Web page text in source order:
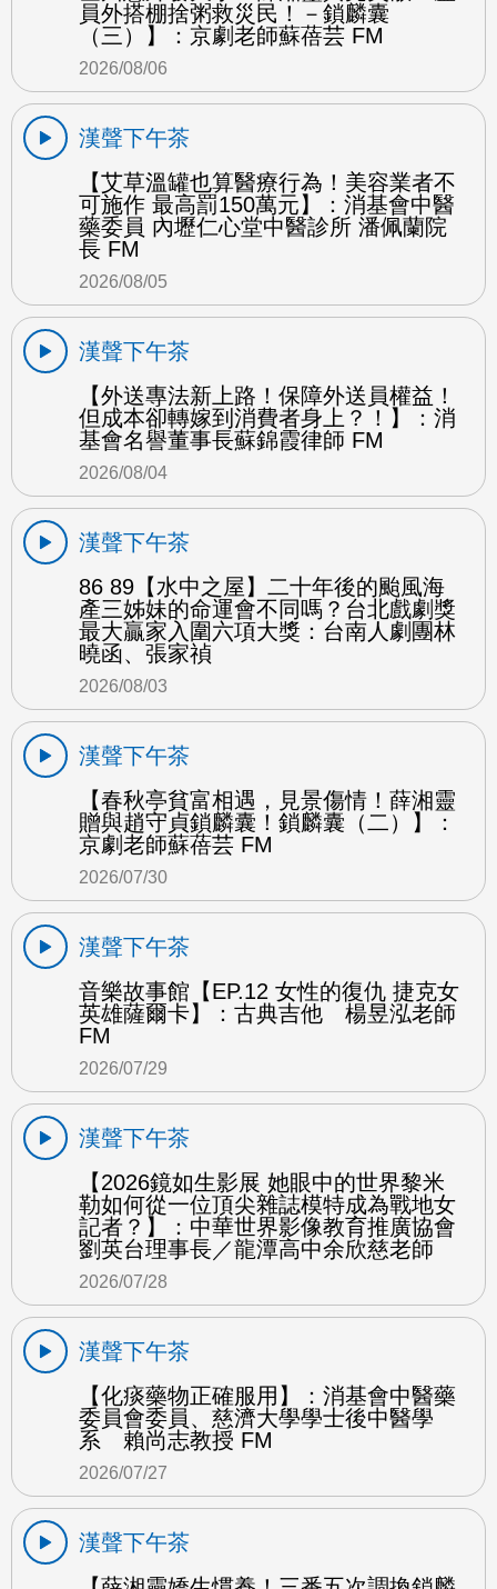
員外搭棚捨粥救災民！－鎖麟囊
（三）】：京劇老師蘇蓓芸 FM
2026/08/06
漢聲下午茶
【艾草溫罐也算醫療行為！美容業者不
可施作 最高罰150萬元】：消基會中醫
藥委員 內壢仁心堂中醫診所 潘佩蘭院
長 FM
2026/08/05
漢聲下午茶
【外送專法新上路！保障外送員權益！
但成本卻轉嫁到消費者身上？！】：消
基會名譽董事長蘇錦霞律師 FM
2026/08/04
漢聲下午茶
86 89【水中之屋】二十年後的颱風海
產三姊妹的命運會不同嗎？台北戲劇獎
最大贏家入圍六項大獎：台南人劇團林
曉函、張家禎
2026/08/03
漢聲下午茶
【春秋亭貧富相遇，見景傷情！薛湘靈
贈與趙守貞鎖麟囊！鎖麟囊（二）】：
京劇老師蘇蓓芸 FM
2026/07/30
漢聲下午茶
音樂故事館【EP.12 女性的復仇 捷克女
英雄薩爾卡】：古典吉他 楊昱泓老師
FM
2026/07/29
漢聲下午茶
【2026鏡如生影展 她眼中的世界黎米
勒如何從一位頂尖雜誌模特成為戰地女
記者？】：中華世界影像教育推廣協會
劉英台理事長／龍潭高中余欣慈老師
2026/07/28
漢聲下午茶
【化痰藥物正確服用】：消基會中醫藥
委員會委員、慈濟大學學士後中醫學
系 賴尚志教授 FM
2026/07/27
漢聲下午茶